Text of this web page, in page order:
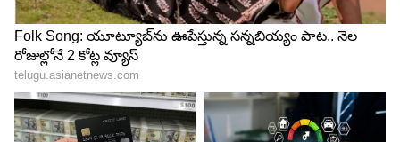
Image Credit : Asianet News
మిథున రాశి ఫలాలు
మిథున రాశివారికి ఈ వారం కమ్యూనికేషన్, కొత్త